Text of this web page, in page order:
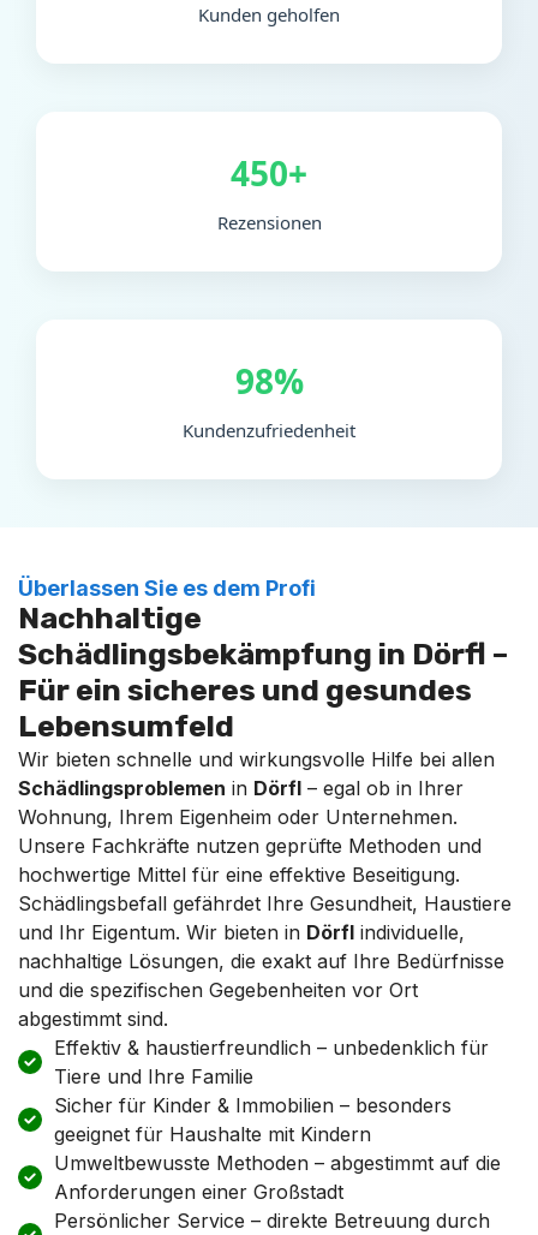
Kunden geholfen
450+
Rezensionen
98%
Kundenzufriedenheit
Überlassen Sie es dem Profi
Nachhaltige
Schädlingsbekämpfung in Dörfl –
Für ein sicheres und gesundes
Lebensumfeld
Wir bieten schnelle und wirkungsvolle Hilfe bei allen
Schädlingsproblemen in Dörfl – egal ob in Ihrer
Wohnung, Ihrem Eigenheim oder Unternehmen.
Unsere Fachkräfte nutzen geprüfte Methoden und
hochwertige Mittel für eine effektive Beseitigung.
Schädlingsbefall gefährdet Ihre Gesundheit, Haustiere
und Ihr Eigentum. Wir bieten in Dörfl individuelle,
nachhaltige Lösungen, die exakt auf Ihre Bedürfnisse
und die spezifischen Gegebenheiten vor Ort
abgestimmt sind.
Effektiv & haustierfreundlich – unbedenklich für
Tiere und Ihre Familie
Sicher für Kinder & Immobilien – besonders
geeignet für Haushalte mit Kindern
Umweltbewusste Methoden – abgestimmt auf die
Anforderungen einer Großstadt
Persönlicher Service – direkte Betreuung durch